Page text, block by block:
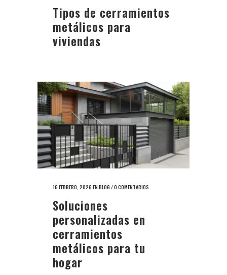
Tipos de cerramientos
metálicos para
viviendas
16 FEBRERO, 2026 EN BLOG /0 COMENTARIOS
Soluciones
personalizadas en
cerramientos
metálicos para tu
hogar